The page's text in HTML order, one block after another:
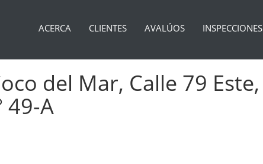
ACERCA CLIENTES AVALÚOS INSPECCIONES
del Mar, Calle 79
49-A